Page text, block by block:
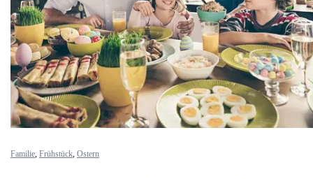
Familie, Frühstück, Ostern